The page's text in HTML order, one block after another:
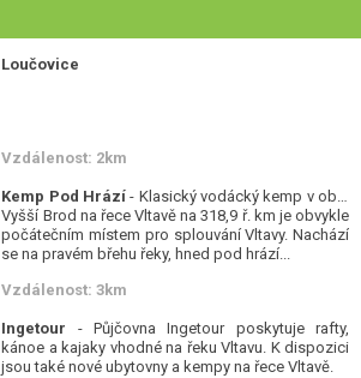
Loučovice
Vzdálenost: 2km
Kemp Pod Hrází - Klasický vodácký kemp v obci
Vyšší Brod na řece Vltavě na 318,9 ř. km je obvykle
počátečním místem pro splouvání Vltavy. Nachází
se na pravém břehu řeky, hned pod hrází...
Vzdálenost: 3km
Ingetour - Půjčovna Ingetour poskytuje rafty,
kánoe a kajaky vhodné na řeku Vltavu. K dispozici
jsou také nové ubytovny a kempy na řece Vltavě.